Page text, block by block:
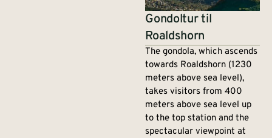
Gondoltur til
Roaldshorn
The gondola, which ascends
towards Roaldshorn (1230
meters above sea level),
takes visitors from 400
meters above sea level up
to the top station and the
spectacular viewpoint at